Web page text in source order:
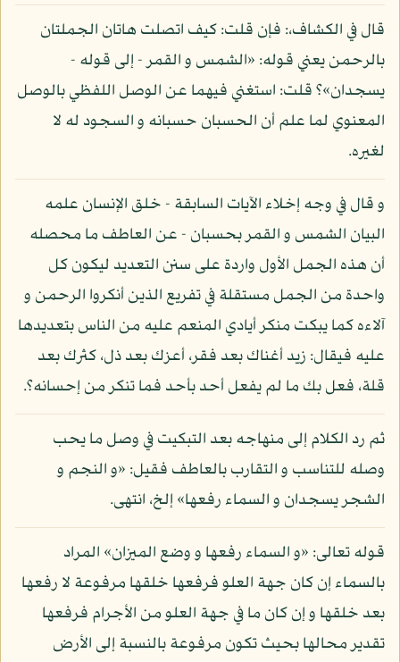
قال في الكشاف،: فإن قلت: كيف اتصلت هاتان الجملتان
بالرحمن يعني قوله: «الشمس و القمر - إلى قوله -
يسجدان»؟ قلت: استغني فيهما عن الوصل اللفظي بالوصل
المعنوي لما علم أن الحسبان حسبانه و السجود له لا
لغيره.
و قال في وجه إخلاء الآيات السابقة - خلق الإنسان علمه
البيان الشمس و القمر بحسبان - عن العاطف ما محصله
أن هذه الجمل الأول واردة على سنن التعديد ليكون كل
واحدة من الجمل مستقلة في تفريع الذين أنكروا الرحمن و
آلاءه كما يبكت منكر أيادي المنعم عليه من الناس بتعديدها
عليه فيقال: زيد أغناك بعد فقر، أعزك بعد ذل، كثرك بعد
قلة، فعل بك ما لم يفعل أحد بأحد فما تنكر من إحسانه؟.
ثم رد الكلام إلى منهاجه بعد التبكيت في وصل ما يحب
وصله للتناسب و التقارب بالعاطف فقيل: «و النجم و
الشجر يسجدان و السماء رفعها» إلخ، انتهى.
قوله تعالى: «و السماء رفعها و وضع الميزان» المراد
بالسماء إن كان جهة العلو فرفعها خلقها مرفوعة لا رفعها
بعد خلقها و إن كان ما في جهة العلو من الأجرام فرفعها
تقدير محالها بحيث تكون مرفوعة بالنسبة إلى الأرض